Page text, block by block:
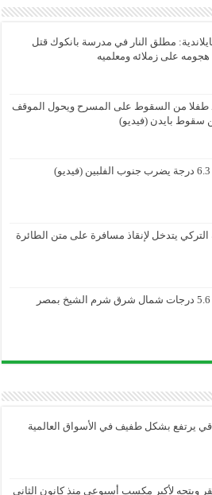
مطلق النار في مدرسة بانكوك قتل
هجومه على زملائه ومعلميه
طفلا من السقوط على المسرح ويحول الموقف
سقوط بايدن (فيديو)
يتدخل لإنقاذ مسافرة على متن الطائرة
يرتفع بشكل طفيف في الأسواق العالمية
ويتجه لأكبر مكسب أسبوعي منذ كانون الثاني